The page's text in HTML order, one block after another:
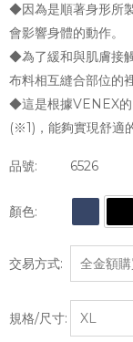
◆因為是順著身形所
會影響身體的動作。
◆為了緩和與肌膚接
布料相互縫合部位的
◆這是根據VENEX
(※1)，能夠實現舒適
品號: 6526
顏色:
交易方式:
規格/尺寸: